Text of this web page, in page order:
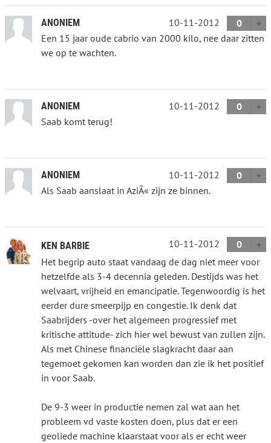
ANONIEM 10-11-2012
0
Een 15 jaar oude cabrio van 2000 kilo, nee daar zitten
we op te wachten.
ANONIEM 10-11-2012
0
Saab komt terug!
ANONIEM 10-11-2012
0
Als Saab aanslaat in AziÃ« zijn ze binnen.
KEN BARBIE 10-11-2012
0
Het begrip auto staat vandaag de dag niet meer voor
hetzelfde als 3-4 decennia geleden. Destijds was het
welvaart, vrijheid en emancipatie. Tegenwoordig is het
eerder dure smeerpijp en congestie. Ik denk dat
Saabrijders -over het algemeen progressief met
kritische attitude- zich hier wel bewust van zullen zijn.
Als met Chinese financiële slagkracht daar aan
tegemoet gekomen kan worden dan zie ik het positief
in voor Saab.
De 9-3 weer in productie nemen zal wat aan het
probleem vd vaste kosten doen, plus dat er een
geoliede machine klaarstaat voor als er echt weer